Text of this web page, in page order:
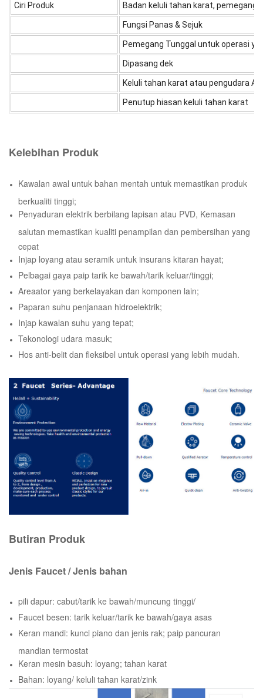
Ciri Produk Badan keluli tahan karat, pemegang
Fungsi Panas & Sejuk
Pemegang Tunggal untuk operasi
Dipasang dek
Keluli tahan karat atau pengudara
Penutup hiasan keluli tahan karat
Kelebihan Produk
Kawalan awal untuk bahan mentah untuk memastikan produk
berkualiti tinggi;
Penyaduran elektrik berbilang lapisan atau PVD, Kemasan
salutan memastikan kualiti penampilan dan pembersihan yang
cepat
Injap loyang atau seramik untuk insurans kitaran hayat;
Pelbagai gaya paip tarik ke bawah/tarik keluar/tinggi;
Areaator yang berkelayakan dan komponen lain;
Paparan suhu penjanaan hidroelektrik;
Injap kawalan suhu yang tepat;
Tekonologi udara masuk;
Hos anti-belit dan fleksibel untuk operasi yang lebih mudah.
Butiran Produk
Jenis Faucet / Jenis bahan
pili dapur: cabut/tarik ke bawah/muncung tinggi/
Faucet besen: tarik keluar/tarik ke bawah/gaya asas
Keran mandi: kunci piano dan jenis rak; paip pancuran
mandian termostat
Keran mesin basuh: loyang; tahan karat
Bahan: loyang/ keluli tahan karat/zink